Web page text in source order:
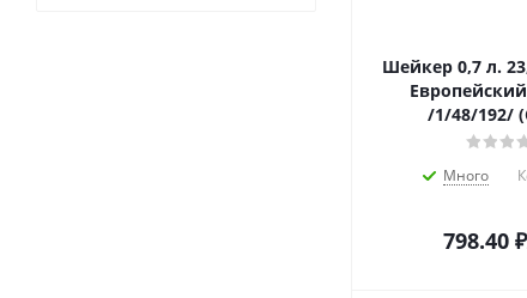
Шейкер 0,7 л.
/1/48/192/
Много
798.40₽